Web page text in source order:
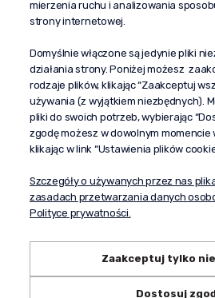
al. Komisji Edukacji Narodowej 51/U5
02-797 Warszawa
Pomoc
Dostawa
Moje konto
O firmie
mierzenia ruchu i analizowania
strony internetowej.
Domyślnie włączone są jedynie pliki
działania strony. Poniżej możesz
rodzaje plików, klikając “Zaakceptuj
używania (z wyjątkiem niezbędnych).
pliki do swoich potrzeb, wybierając
zgodę możesz w dowolnym momencie
klikając w link “Ustawienia plików
Szczegóły o używanych przez nas
zasadach przetwarzania danych
Polityce prywatności.
Zaakceptuj tylko
Dostosuj